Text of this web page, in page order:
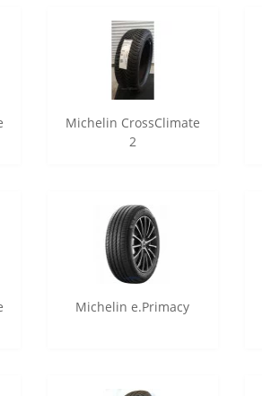
Michelin CrossClimate
2
Michelin e.Primacy